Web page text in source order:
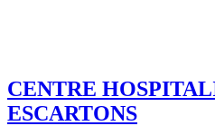
CENTRE
ESCARTONS